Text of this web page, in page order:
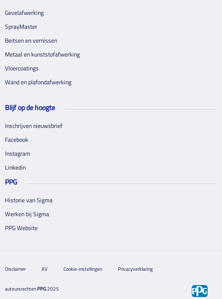
Gevelafwerking
SprayMaster
Beitsen en vernissen
Metaal en kunststofafwerking
Vloercoatings
Wand en plafondafwerking
Blijf op de hoogte
Inschrijven nieuwsbrief
Facebook
Instagram
Linkedin
PPG
Historie van Sigma
Werken bij Sigma
PPG Website
Disclaimer AV Cookie-instellingen Privacyverklaring
auteursrechtenPPG2025